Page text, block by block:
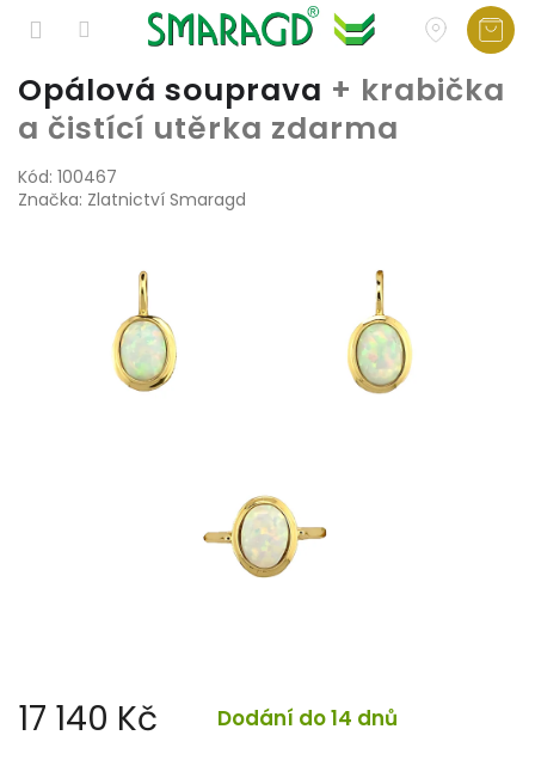
Přejít
obsah
Opálová souprava + krabička
a čistící utěrka zdarma
Kód: 100467
Značka: Zlatnictví Smaragd
17 140 Kč Dodání do 14 dnů